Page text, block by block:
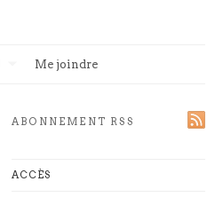
Me joindre
ABONNEMENT RSS
ACCÈS